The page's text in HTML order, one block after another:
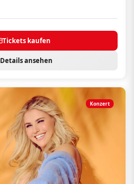
Tickets kaufen
Details ansehen
Konzert